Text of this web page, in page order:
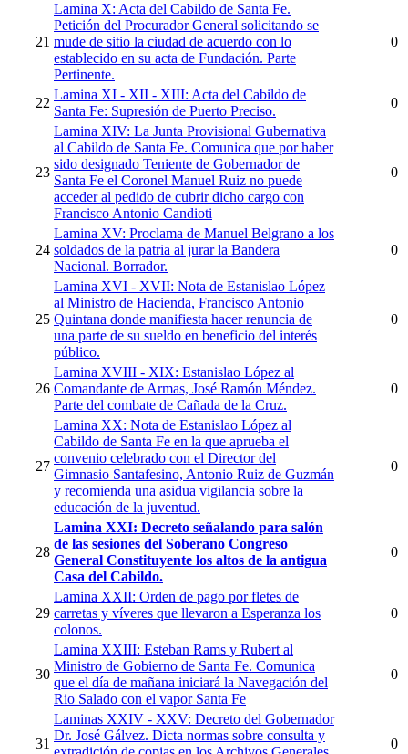
21
Lamina X: Acta del Cabildo de Santa Fe.
Petición del Procurador General solicitando se
mude de sitio la ciudad de acuerdo con lo
establecido en su acta de Fundación. Parte
Pertinente.
0
22
Lamina XI - XII - XIII: Acta del Cabildo de
Santa Fe: Supresión de Puerto Preciso.
0
23
Lamina XIV: La Junta Provisional Gubernativa
al Cabildo de Santa Fe. Comunica que por haber
sido designado Teniente de Gobernador de
Santa Fe el Coronel Manuel Ruiz no puede
acceder al pedido de cubrir dicho cargo con
Francisco Antonio Candioti
0
24
Lamina XV: Proclama de Manuel Belgrano a los
soldados de la patria al jurar la Bandera
Nacional. Borrador.
0
25
Lamina XVI - XVII: Nota de Estanislao López
al Ministro de Hacienda, Francisco Antonio
Quintana donde manifiesta hacer renuncia de
una parte de su sueldo en beneficio del interés
público.
0
26
Lamina XVIII - XIX: Estanislao López al
Comandante de Armas, José Ramón Méndez.
Parte del combate de Cañada de la Cruz.
0
27
Lamina XX: Nota de Estanislao López al
Cabildo de Santa Fe en la que aprueba el
convenio celebrado con el Director del
Gimnasio Santafesino, Antonio Ruiz de Guzmán
y recomienda una asidua vigilancia sobre la
educación de la juventud.
0
28
Lamina XXI: Decreto señalando para salón
de las sesiones del Soberano Congreso
General Constituyente los altos de la antigua
Casa del Cabildo.
0
29
Lamina XXII: Orden de pago por fletes de
carretas y víveres que llevaron a Esperanza los
colonos.
0
30
Lamina XXIII: Esteban Rams y Rubert al
Ministro de Gobierno de Santa Fe. Comunica
que el día de mañana iniciará la Navegación del
Rio Salado con el vapor Santa Fe
0
31
Laminas XXIV - XXV: Decreto del Gobernador
Dr. José Gálvez. Dicta normas sobre consulta y
0